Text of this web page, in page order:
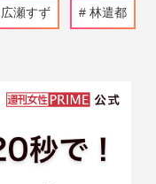
広瀬すず 林遣都